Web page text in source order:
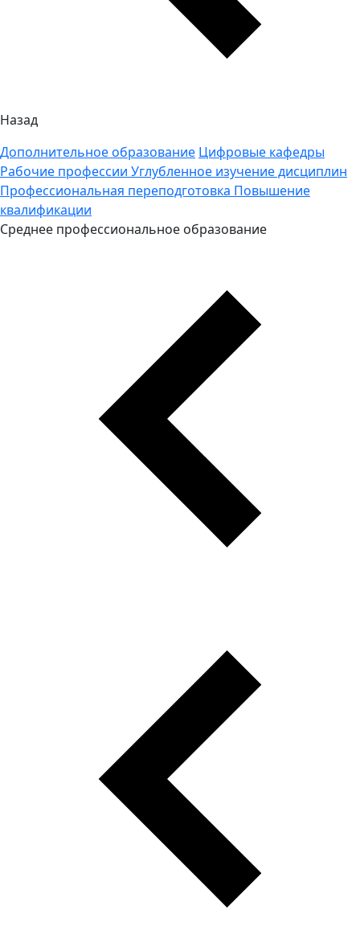
Назад
Дополнительное образование Цифровые кафедры
Рабочие профессии Углубленное изучение дисциплин
Профессиональная переподготовка Повышение
квалификации
Среднее профессиональное образование